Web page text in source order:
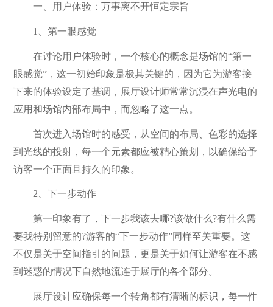
一、用户体验：万事离不开恒定宗旨
1、第一眼感觉
在讨论用户体验时，一个核心的概念是场馆的“第一
眼感觉”，这一初始印象是极其关键的，因为它为游客接
下来的体验设定了基调，展厅设计师常常沉浸在声光电的
应用和场馆内部布局中，而忽略了这一点。
首次进入场馆时的感受，从空间的布局、色彩的选择
到光线的投射，每一个元素都应被精心策划，以确保给予
访客一个正面且持久的印象。
2、下一步动作
第一印象有了，下一步我该去哪?该做什么?有什么需
要我特别留意的?游客的“下一步动作”同样至关重要。这
不仅是关于空间指引的问题，更是关于如何让游客在不感
到迷惑的情况下自然地流连于展厅的各个部分。
展厅设计应确保每一个转角都有清晰的标识，每一件